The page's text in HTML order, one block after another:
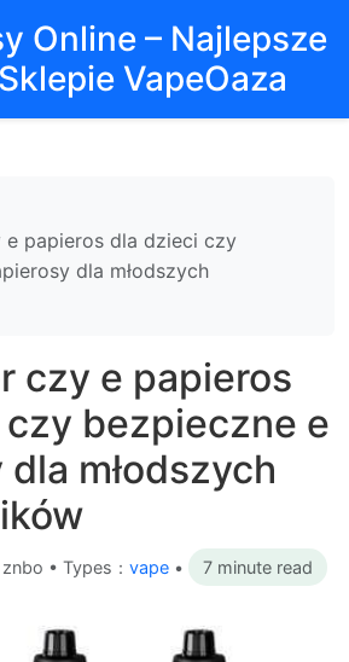
Online – Najlepsze
VapeOaza
e papieros dla dzieci czy
dla młodszych
czy e papieros
bezpieczne e
młodszych
• Types： vape • 7 minute read